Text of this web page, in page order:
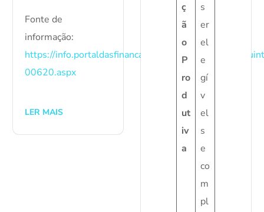
Fonte de
informação:
https://info.portaldasfinancas.gov.pt/pt/
00620.aspx
LER MAIS
ç
ã
o
P
ro
d
ut
iv
a
s
er
el
e
gí
v
el
s
e
co
m
pl